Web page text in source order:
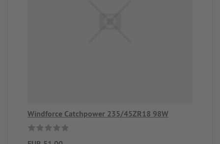
Windforce Catchpower 235/45ZR18 98W